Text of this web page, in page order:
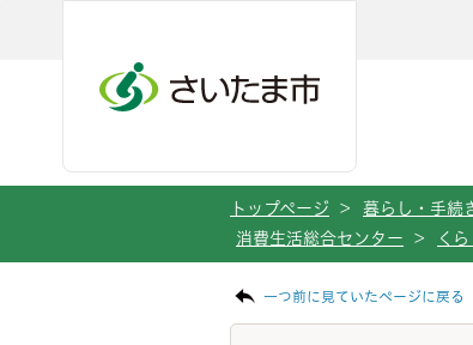
トップページ > 暮らし・手続
消費生活総合センター
> く
一つ前に見ていたページに戻る